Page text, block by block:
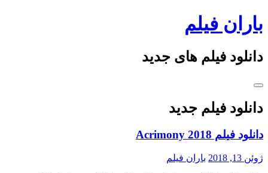
Skip
to
content
باران فیلم
دانلود فیلم های جدید
دانلود فیلم جدید
دانلود فیلم Acrimony 2018
ژوئن 13, 2018 باران فیلم